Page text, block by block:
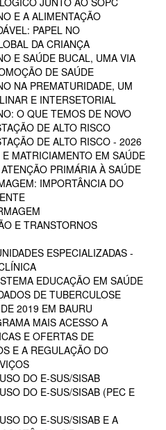
E A ALIMENTAÇÃO
PAPEL NO
DA CRIANÇA
E SAÚDE BUCAL, UMA VIA
DE SAÚDE
NA PREMATURIDADE, UM
E INTERSETORIAL
O QUE TEMOS DE NOVO
DE ALTO RISCO
DE ALTO RISCO - 2026
MATRICIAMENTO EM SAÚDE
PRIMÁRIA À SAÚDE
IMPORTÂNCIA DO
E TRANSTORNOS
ESPECIALIZADAS -
EDUCAÇÃO EM SAÚDE
DE TUBERCULOSE
2019 EM BAURU
MAIS ACESSO A
E OFERTAS DE
E A REGULAÇÃO DO
DO E-SUS/SISAB
DO E-SUS/SISAB (PEC E
DO E-SUS/SISAB E A